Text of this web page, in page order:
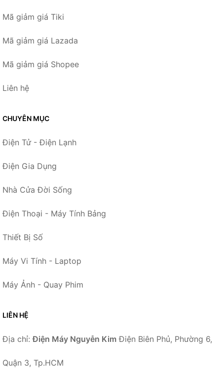
Mã giảm giá Tiki
Mã giảm giá Lazada
Mã giảm giá Shopee
Liên hệ
CHUYÊN MỤC
Điện Tử - Điện Lạnh
Điện Gia Dụng
Nhà Cửa Đời Sống
Điện Thoại - Máy Tính Bảng
Thiết Bị Số
Máy Vi Tính - Laptop
Máy Ảnh - Quay Phim
LIÊN HỆ
Địa chỉ:Điện Máy Nguyễn Kim Điện Biên Phủ, Phường 6,
Quận 3, Tp.HCM